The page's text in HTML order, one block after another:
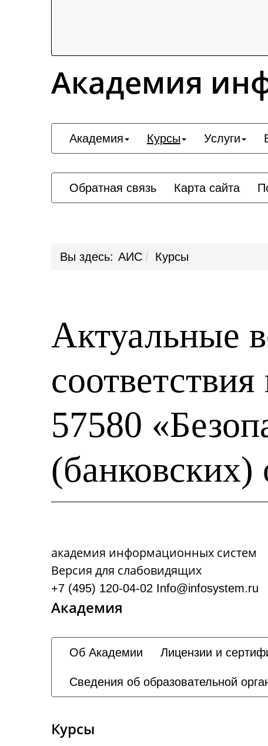
Академия
Академия Курсы Услуги
Обратная связь Карта сайта
Вы здесь: АИС Курсы
Актуальные
57580
(банковских)
академия информационных систем
Версия для слабовидящих
+7 (495) 120-04-02 Info@infosystem.ru
Академия
Об Академии Лицензии и
Сведения об образовательной
Курсы